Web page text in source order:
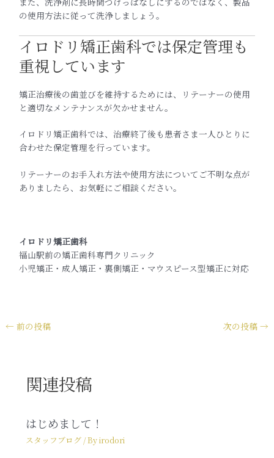
の使用方法に従って洗浄しましょう。
イロドリ矯正歯科では保定管理も
重視しています
矯正治療後の歯並びを維持するためには、リテーナーの使用
と適切なメンテナンスが欠かせません。
イロドリ矯正歯科では、治療終了後も患者さま一人ひとりに
合わせた保定管理を行っています。
リテーナーのお手入れ方法や使用方法についてご不明な点が
ありましたら、お気軽にご相談ください。
イロドリ矯正歯科
福山駅前の矯正歯科専門クリニック
小児矯正・成人矯正・裏側矯正・マウスピース型矯正に対応
← 前の投稿 次の投稿 →
関連投稿
はじめまして！
スタッフブログ/ Byirodori